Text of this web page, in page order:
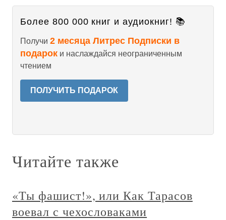
Более 800 000 книг и аудиокниг! 📚
Получи 2 месяца Литрес Подписки в
подарок и наслаждайся неограниченным
чтением
ПОЛУЧИТЬ ПОДАРОК
Читайте также
«Ты фашист!», или Как Тарасов
воевал с чехословаками